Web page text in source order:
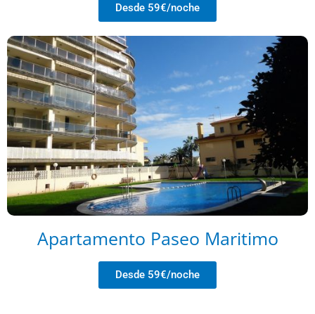
Desde 59€/noche
Apartamento Paseo Maritimo
Desde 59€/noche